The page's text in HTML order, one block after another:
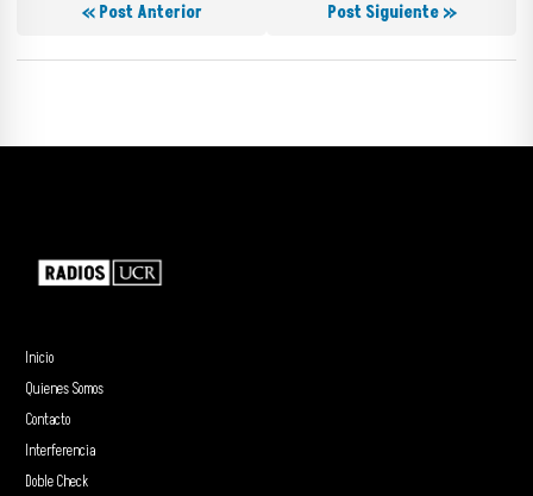
« Post Anterior Post Siguiente »
Inicio
Quienes Somos
Contacto
Interferencia
Doble Check